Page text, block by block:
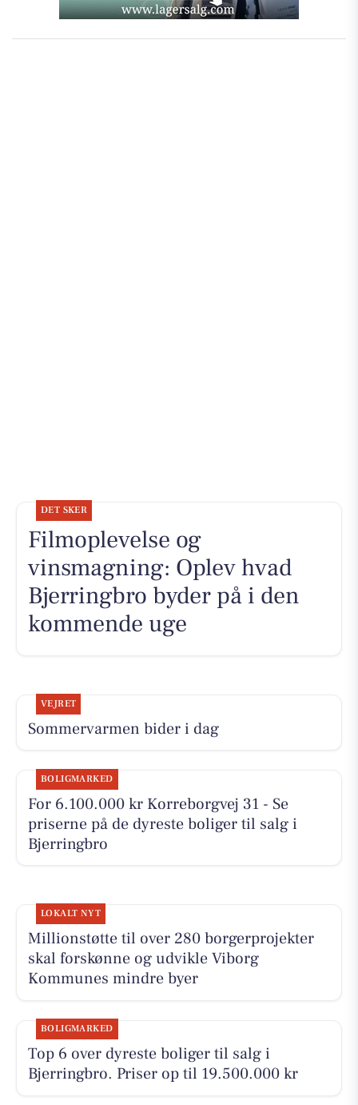
DET SKER
Filmoplevelse og
vinsmagning: Oplev hvad
Bjerringbro byder på i den
kommende uge
VEJRET
Sommervarmen bider i dag
BOLIGMARKED
For 6.100.000 kr Korreborgvej 31 - Se
priserne på de dyreste boliger til salg i
Bjerringbro
LOKALT NYT
Millionstøtte til over 280 borgerprojekter
skal forskønne og udvikle Viborg
Kommunes mindre byer
BOLIGMARKED
Top 6 over dyreste boliger til salg i
Bjerringbro. Priser op til 19.500.000 kr